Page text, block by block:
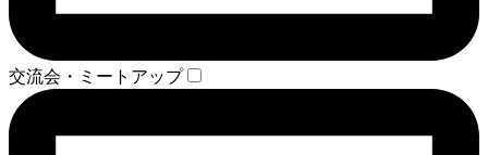
交流会・ミートアップ